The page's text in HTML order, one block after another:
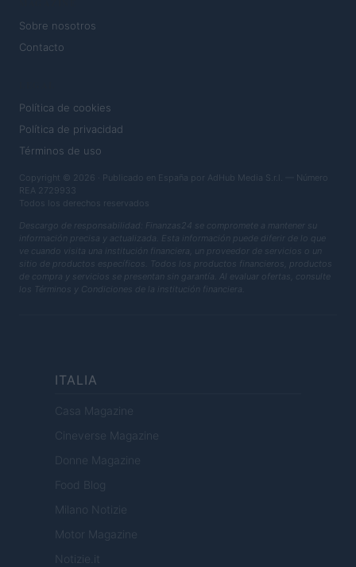
Sobre nosotros
Contacto
Política de cookies
Política de privacidad
Términos de uso
Copyright © 2026 · Publicado en España por AdHub Media S.r.l. — Número
REA 2729933
Todos los derechos reservados
Descargo de responsabilidad: Finanzas24 se compromete a mantener su
información precisa y actualizada. Esta información puede diferir de lo que
ve cuando visita una institución financiera, un proveedor de servicios o un
sitio de productos específicos. Todos los productos financieros, productos
de compra y servicios se presentan sin garantía. Al evaluar ofertas, consulte
los Términos y Condiciones de la institución financiera.
ITALIA
Casa Magazine
Cineverse Magazine
Donne Magazine
Food Blog
Milano Notizie
Motor Magazine
Notizie.it